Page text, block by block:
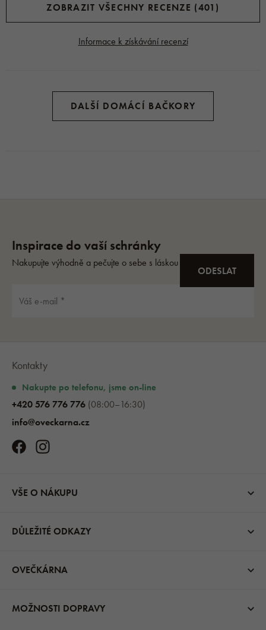
ZOBRAZIT VŠECHNY RECENZE (401)
Informace k získávání recenzí
DALŠÍ DOMÁCÍ BAČKORY
Kontakty
Nakupte po telefonu, jsme on-line
+420 576 776 776 (08:00–16:30)
info@oveckarna.cz
VŠE O NÁKUPU
DŮLEŽITÉ ODKAZY
OVEČKÁRNA
MOŽNOSTI DOPRAVY